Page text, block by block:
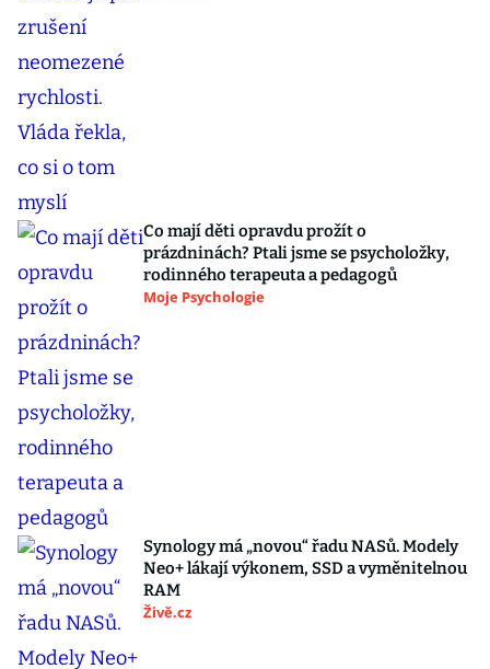
Co mají děti opravdu prožít o
prázdninách? Ptali jsme se psycholožky,
rodinného terapeuta a pedagogů
Moje Psychologie
Synology má „novou“ řadu NASů. Modely
Neo+ lákají výkonem, SSD a vyměnitelnou
RAM
Živě.cz